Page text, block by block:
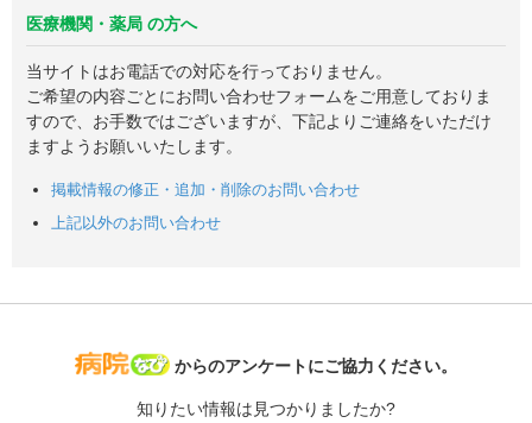
医療機関・薬局 の方へ
当サイトはお電話での対応を行っておりません。
ご希望の内容ごとにお問い合わせフォームをご用意しておりま
すので、お手数ではございますが、下記よりご連絡をいただけ
ますようお願いいたします。
掲載情報の修正・追加・削除のお問い合わせ
上記以外のお問い合わせ
病院なび
からのアンケートにご協力ください。
知りたい情報は見つかりましたか?